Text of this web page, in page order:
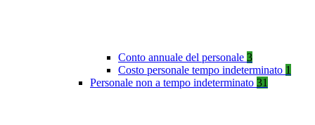
Conto annuale del personale 3
Costo personale tempo indeterminato 1
Personale non a tempo indeterminato 31